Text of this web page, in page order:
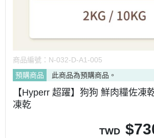
商品編號： N-032-D-A1-005
預購商品
此商品為預購商品。
【Hyperr 超躍】狗狗 鮮肉糧佐凍
凍乾
TWD $